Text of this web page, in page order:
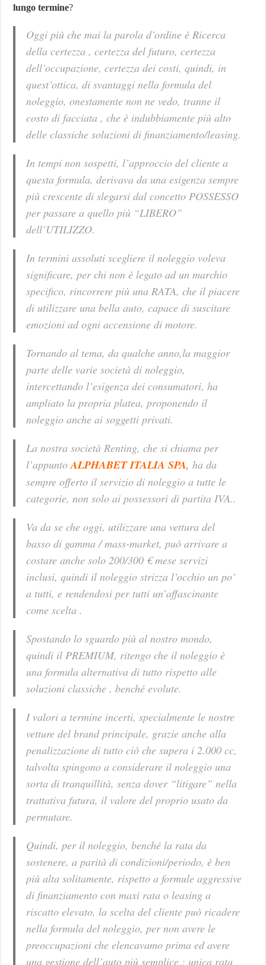
lungo termine?
Oggi più che mai la parola d’ordine è Ricerca
della certezza , certezza del futuro, certezza
dell’occupazione, certezza dei costi, quindi, in
quest’ottica, di svantaggi nella formula del
noleggio, onestamente non ne vedo, tranne il
costo di facciata , che è indubbiamente più alto
delle classiche soluzioni di finanziamento/leasing.
In tempi non sospetti, l’approccio del cliente a
questa formula, derivava da una esigenza sempre
più crescente di slegarsi dal concetto POSSESSO
per passare a quello più “LIBERO”
dell’UTILIZZO.
In termini assoluti scegliere il noleggio voleva
significare, per chi non è legato ad un marchio
specifico, rincorrere più una RATA, che il piacere
di utilizzare una bella auto, capace di suscitare
emozioni ad ogni accensione di motore.
Tornando al tema, da qualche anno,la maggior
parte delle varie società di noleggio,
intercettando l’esigenza dei consumatori, ha
ampliato la propria platea, proponendo il
noleggio anche ai soggetti privati.
La nostra società Renting, che si chiama per
l’appuntoALPHABET ITALIA SPA, ha da
sempre offerto il servizio di noleggio a tutte le
categorie, non solo ai possessori di partita IVA..
Va da se che oggi, utilizzare una vettura del
basso di gamma / mass-market, può arrivare a
costare anche solo 200/300 € mese servizi
inclusi, quindi il noleggio strizza l’occhio un po’
a tutti, e rendendosi per tutti un’affascinante
come scelta .
Spostando lo sguardo più al nostro mondo,
quindi il PREMIUM, ritengo che il noleggio è
una formula alternativa di tutto rispetto alle
soluzioni classiche , benché evolute.
I valori a termine incerti, specialmente le nostre
vetture del brand principale, grazie anche alla
penalizzazione di tutto ciò che supera i 2.000 cc,
talvolta spingono a considerare il noleggio una
sorta di tranquillità, senza dover “litigare” nella
trattativa futura, il valore del proprio usato da
permutare.
Quindi, per il noleggio, benché la rata da
sostenere, a parità di condizioni/periodo, è ben
più alta solitamente, rispetto a formule aggressive
di finanziamento con maxi rata o leasing a
riscatto elevato, la scelta del cliente può ricadere
nella formula del noleggio, per non avere le
preoccupazioni che elencavamo prima ed avere
una gestione dell’auto più semplice : unica rata